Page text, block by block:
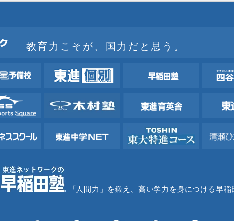
教育力こそが、国力だと思う。
「人間力」を鍛え、高い学力を身につける早稲